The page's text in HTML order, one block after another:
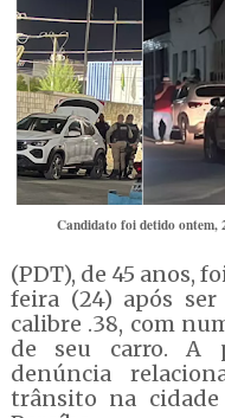
Candidato foi detido ontem,
(PDT), de 45 anos,
feira (24) após
calibre .38, com
de seu carro. A
denúncia
trânsito na